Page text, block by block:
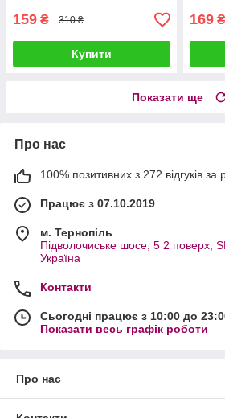
159 ₴ 310 ₴
Купити
169 ₴
Показати ще
Про нас
100% позитивних з 272 відгуків за
Працює з 07.10.2019
м. Тернопіль
Підволочиське шосе, 5 2 поверх,
Україна
Контакти
Сьогодні працює з 10:00 до
Показати весь графік роботи
Про нас